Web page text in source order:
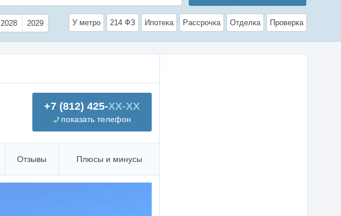
2028 2029 У метро 214 ФЗ Ипотека Рассрочка Отделка Проверка
+7 (812) 425-XX-XX
показать телефон
Отзывы Плюсы и минусы